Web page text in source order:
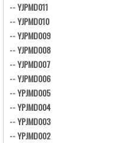
--YJPMD011
--YJPMD010
--YJPMD009
--YJPMD008
--YJPMD007
--YJPMD006
--YPJMD005
--YPJMD004
--YPJMD003
--YPJMD002